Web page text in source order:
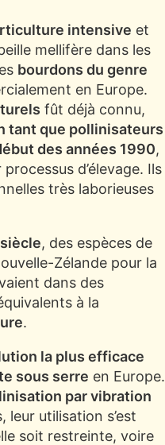
intensive et
mellifère dans les
bourdons du genre
en Europe.
fût déjà connu,
tant que pollinisateurs
des années 1990,
d’élevage. Ils
très laborieuses
siècle, des espèces de
Zélande pour la
dans des
à la
.
la plus efficace
sous serre en Europe.
par vibration
leur utilisation s’est
soit restreinte, voire